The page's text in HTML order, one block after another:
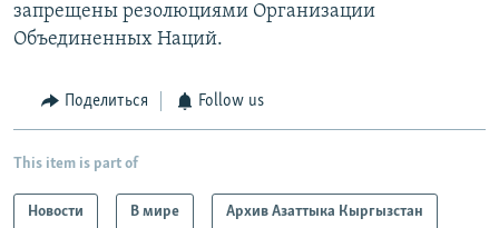
запрещены резолюциями Организации
Объединенных Наций.
Поделиться Follow us
This item is part of
Новости В мире Архив Азаттыка Кыргызстан